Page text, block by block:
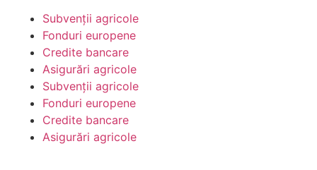
Subvenții agricole
Fonduri europene
Credite bancare
Asigurări agricole
Subvenții agricole
Fonduri europene
Credite bancare
Asigurări agricole